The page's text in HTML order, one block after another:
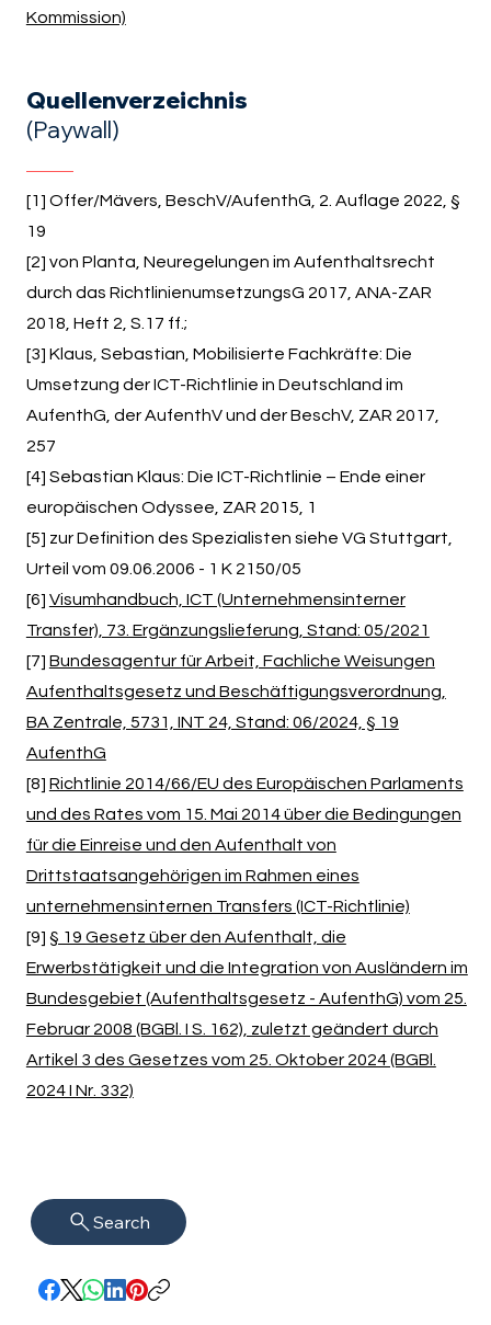
Kommission)
Quellenverzeichnis
(Paywall)
[1] Offer/Mävers, BeschV/AufenthG, 2. Auflage 2022, §
19
[2] von Planta, Neuregelungen im Aufenthaltsrecht
durch das RichtlinienumsetzungsG 2017, ANA-ZAR
2018, Heft 2, S.17 ff.;
[3] Klaus, Sebastian, Mobilisierte Fachkräfte: Die
Umsetzung der ICT-Richtlinie in Deutschland im
AufenthG, der AufenthV und der BeschV, ZAR 2017,
257
[4] Sebastian Klaus: Die ICT-Richtlinie – Ende einer
europäischen Odyssee, ZAR 2015, 1
[5] zur Definition des Spezialisten siehe VG Stuttgart,
Urteil vom 09.06.2006 - 1 K 2150/05
[6] Visumhandbuch, ICT (Unternehmensinterner
Transfer), 73. Ergänzungslieferung, Stand: 05/2021
[7] Bundesagentur für Arbeit, Fachliche Weisungen
Aufenthaltsgesetz und Beschäftigungsverordnung,
BA Zentrale, 5731, INT 24, Stand: 06/2024, § 19
AufenthG
[8] Richtlinie 2014/66/EU des Europäischen Parlaments
und des Rates vom 15. Mai 2014 über die Bedingungen
für die Einreise und den Aufenthalt von
Drittstaatsangehörigen im Rahmen eines
unternehmensinternen Transfers (ICT-Richtlinie)
[9] § 19 Gesetz über den Aufenthalt, die
Erwerbstätigkeit und die Integration von Ausländern im
Bundesgebiet (Aufenthaltsgesetz - AufenthG) vom 25.
Februar 2008 (BGBl. I S. 162), zuletzt geändert durch
Artikel 3 des Gesetzes vom 25. Oktober 2024 (BGBl.
2024 I Nr. 332)
Search